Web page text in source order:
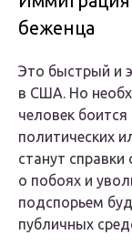
беженца
Это быстрый и
в США. Но
человек
политических
станут
о побоях и
подспорьем
публичных